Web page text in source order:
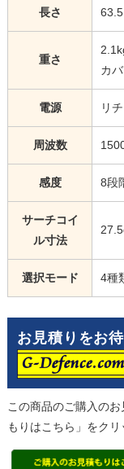
長さ
重さ
カ
電源 リ
周波数
感度 8段
サーチコイ
ル寸法
選択モード 4種
お見積りをお
この商品のご購入の
もりはこちら」をクリ